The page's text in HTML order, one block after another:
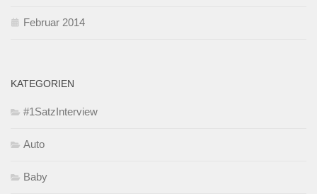
Februar 2014
KATEGORIEN
#1SatzInterview
Auto
Baby